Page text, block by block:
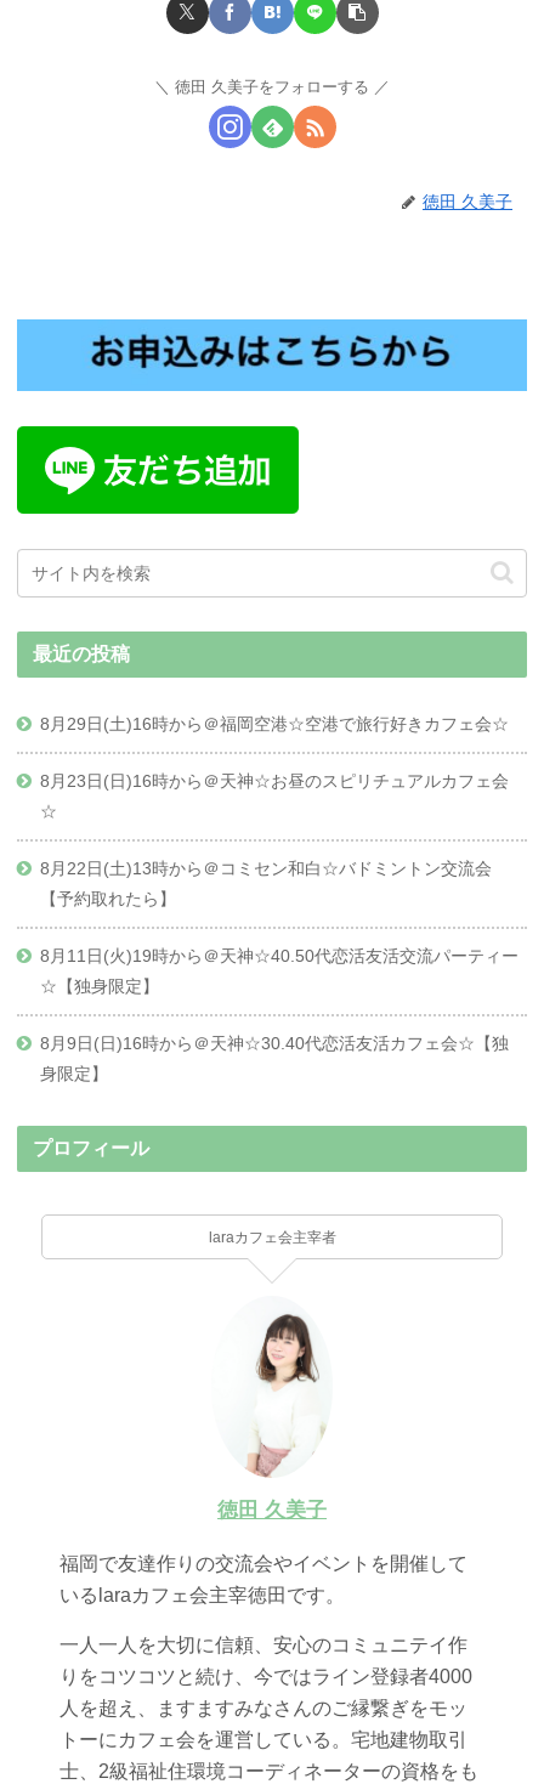
徳田 久美子をフォローする
徳田 久美子
最近の投稿
8月29日(土)16時から＠福岡空港☆空港で旅行好きカフェ会☆
8月23日(日)16時から＠天神☆お昼のスピリチュアルカフェ会
☆
8月22日(土)13時から＠コミセン和白☆バドミントン交流会
【予約取れたら】
8月11日(火)19時から＠天神☆40.50代恋活友活交流パーティー
☆【独身限定】
8月9日(日)16時から＠天神☆30.40代恋活友活カフェ会☆【独
身限定】
プロフィール
laraカフェ会主宰者
徳田 久美子
福岡で友達作りの交流会やイベントを開催して
いるlaraカフェ会主宰徳田です。
一人一人を大切に信頼、安心のコミュニテイ作
りをコツコツと続け、今ではライン登録者4000
人を超え、ますますみなさんのご縁繋ぎをモッ
トーにカフェ会を運営している。宅地建物取引
士、2級福祉住環境コーディネーターの資格をも